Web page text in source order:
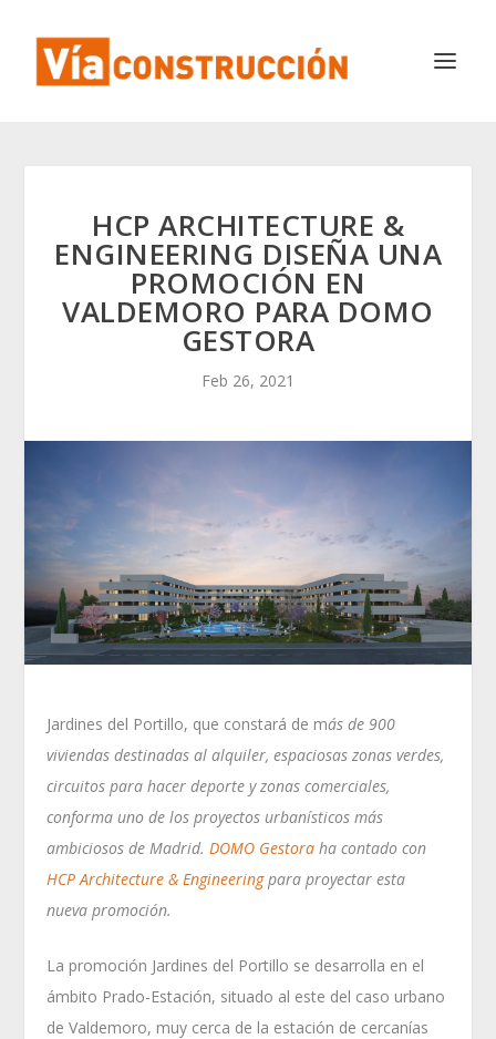
HCP ARCHITECTURE &
ENGINEERING DISEÑA UNA
PROMOCIÓN EN
VALDEMORO PARA DOMO
GESTORA
Feb 26, 2021
Jardines del Portillo, que constará de más de 900
viviendas destinadas al alquiler, espaciosas zonas verdes,
circuitos para hacer deporte y zonas comerciales,
conforma uno de los proyectos urbanísticos más
ambiciosos de Madrid. DOMO Gestora ha contado con
HCP Architecture & Engineeringpara proyectar esta
nueva promoción.
La promoción Jardines del Portillo se desarrolla en el
ámbito Prado-Estación, situado al este del caso urbano
de Valdemoro, muy cerca de la estación de cercanías